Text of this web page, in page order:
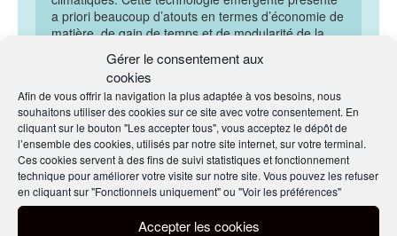
Gérer le consentement aux
cookies
Afin de vous offrir la navigation la plus adaptée à vos besoins, nous
souhaitons utiliser des cookies sur ce site avec votre consentement. En
cliquant sur le bouton "Les accepter tous", vous acceptez le dépôt de
l’ensemble des cookies, utilisés par notre site internet, sur votre terminal.
Ces cookies servent à des fins de suivi statistiques et fonctionnement
technique pour améliorer votre visite sur notre site. Vous pouvez les refuser
en cliquant sur "Fonctionnels uniquement" ou "Voir les préférences"
Accepter les cookies
a priori beaucoup d’atouts en termes d’économie de
matière, de gain de temps et de modularité de la
construction. En ce sens, la robotisation de la
construction peut être une voie d’avenir pour la
rendre plus efficace, plus flexible et plus durable. »
Par Éric Gautier, le 20/01/2023
EN SAVOIR
PLUS